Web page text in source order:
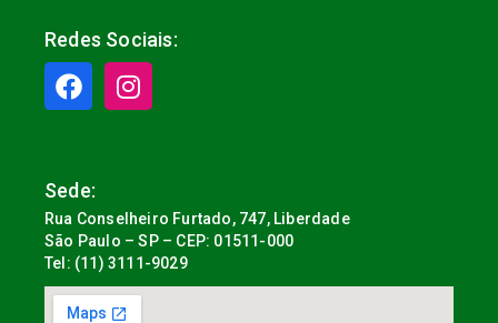
Redes Sociais:
Sede:
Rua Conselheiro Furtado, 747, Liberdade
São Paulo – SP – CEP: 01511-000
Tel: (11) 3111-9029